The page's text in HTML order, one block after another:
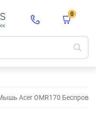
0
мест, офиса и дома
Acer OMR170